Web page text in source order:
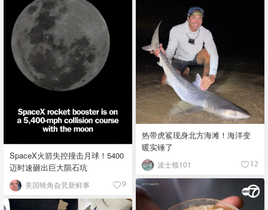
热带虎鲨现身北方海滩！海洋变
暖实锤了
波士顿101 12
SpaceX火箭失控撞击月球！5400
迈时速砸出巨大陨石坑
美国犄角旮旯新鲜事 9